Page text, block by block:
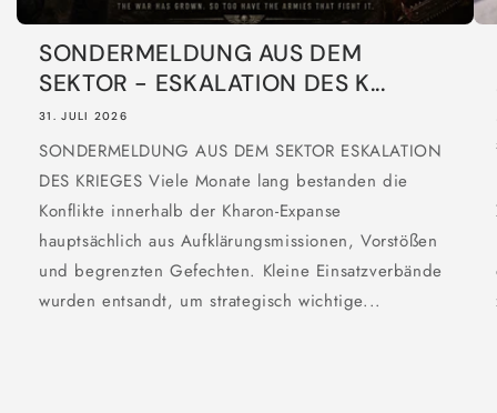
SONDERMELDUNG AUS DEM
SEKTOR - ESKALATION DES K...
31. JULI 2026
SONDERMELDUNG AUS DEM SEKTOR ESKALATION
DES KRIEGES Viele Monate lang bestanden die
Konflikte innerhalb der Kharon-Expanse
hauptsächlich aus Aufklärungsmissionen, Vorstößen
und begrenzten Gefechten. Kleine Einsatzverbände
wurden entsandt, um strategisch wichtige...